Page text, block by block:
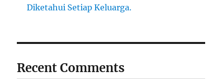
Diketahui Setiap Keluarga.
Recent Comments